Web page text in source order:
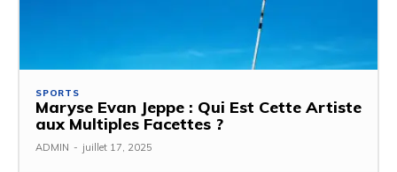
SPORTS
Maryse Evan Jeppe : Qui Est Cette Artiste
aux Multiples Facettes ?
ADMIN - juillet 17, 2025